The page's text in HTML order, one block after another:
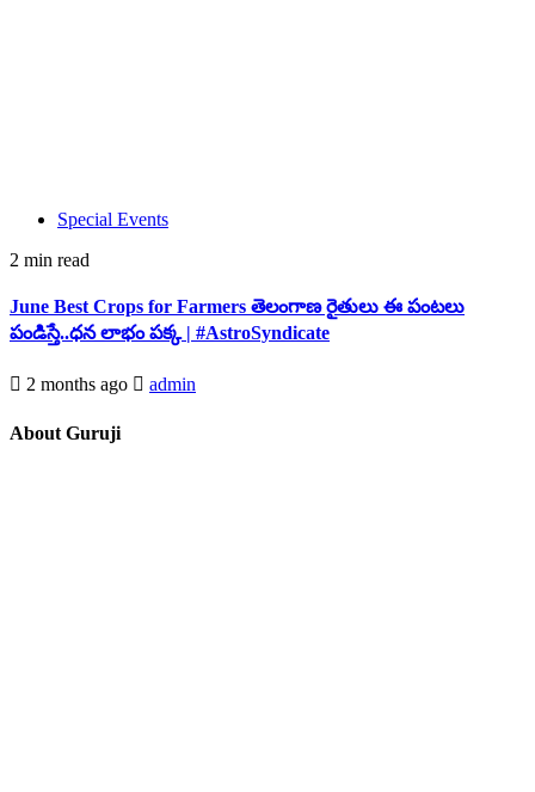
Special Events
2 min read
June Best Crops for Farmers తెలంగాణ రైతులు ఈ పంటలు
పండిస్తే..ధన లాభం పక్క | #AstroSyndicate
2 months ago admin
About Guruji